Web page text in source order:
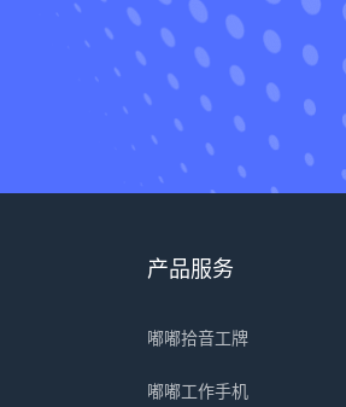
产品服务
嘟嘟拾音工牌
嘟嘟工作手机